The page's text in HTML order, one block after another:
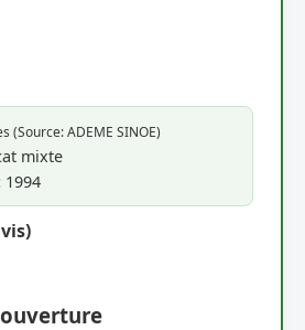
(Source: ADEME SINOE)
mixte
1994